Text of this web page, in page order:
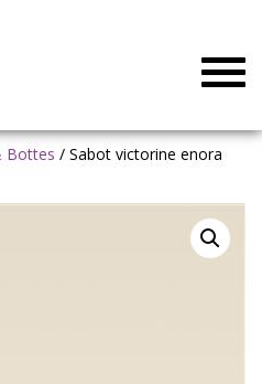
Bottes / Sabot victorine enora